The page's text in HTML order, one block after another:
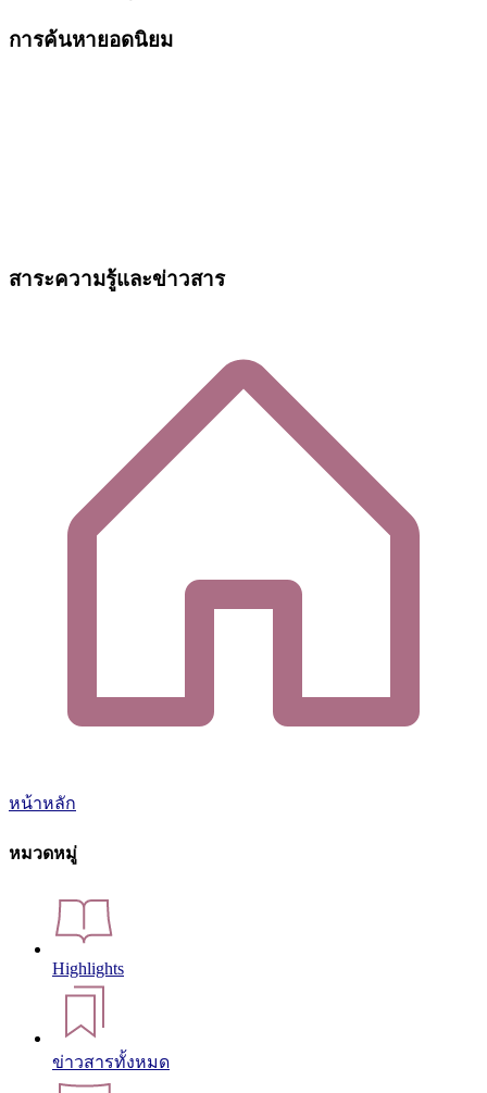
การค้นหายอดนิยม
สาระความรู้และข่าวสาร
หน้าหลัก
หมวดหมู่
Highlights
ข่าวสารทั้งหมด